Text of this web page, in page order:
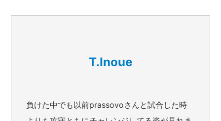
T.Inoue
負けた中でも以前prassovoさんと試合した時